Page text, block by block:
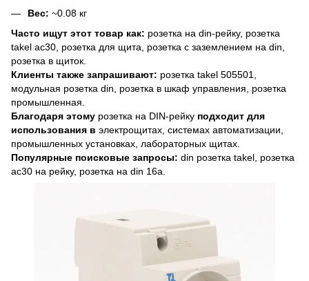
Вес: ~0.08 кг
Часто ищут этот товар как: розетка на din-рейку, розетка
takel ac30, розетка для щита, розетка с заземлением на din,
розетка в щиток.
Клиенты также запрашивают: розетка takel 505501,
модульная розетка din, розетка в шкаф управления, розетка
промышленная.
Благодаря этому розетка на DIN-рейку подходит для
использования в электрощитах, системах автоматизации,
промышленных установках, лабораторных щитах.
Популярные поисковые запросы: din розетка takel, розетка
ac30 на рейку, розетка на din 16а.